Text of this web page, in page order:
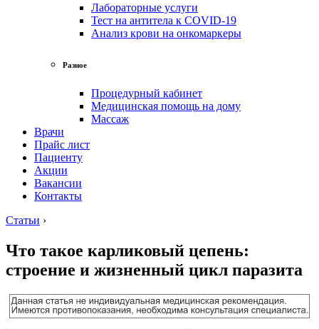
Лабораторные услуги
Тест на антитела к COVID-19
Анализ крови на онкомаркеры
Разное
Процедурный кабинет
Медицинская помощь на дому
Массаж
Врачи
Прайс лист
Пациенту
Акции
Вакансии
Контакты
Статьи ›
Что такое карликовый цепень:
строение и жизненный цикл паразита